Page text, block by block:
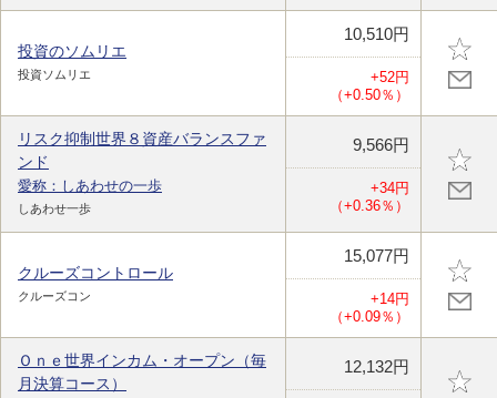
投資のソムリエ
投資ソムリエ
10,510円
+52円
（+0.50％）
リスク抑制世界８資産バランスファ
ンド
愛称：しあわせの一歩
しあわせ一歩
9,566円
+34円
（+0.36％）
クルーズコントロール
クルーズコン
15,077円
+14円
（+0.09％）
Ｏｎｅ世界インカム・オープン（毎
月決算コース）
12,132円